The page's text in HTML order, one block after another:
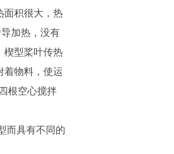
积很大，热
加热，没有
楔型桨叶传热
着物料，使运
根空心搅拌
而具有不同的